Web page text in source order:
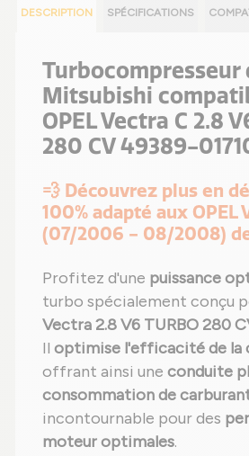
DESCRIPTION SPÉCIFICATIONS
Turbocompresseur
Mitsubishi
OPEL Vectra C 2.8
280 CV 49389-
💨 Découvrez plus en
100% adapté aux OPEL
(07/2006 - 08/2008)
Profitez d'une puissance
turbo spécialement conçu
Vectra 2.8 V6 TURBO 280
Il optimise l'efficacité de la
offrant ainsi une conduite
consommation de
incontournable pour des
moteur optimales.